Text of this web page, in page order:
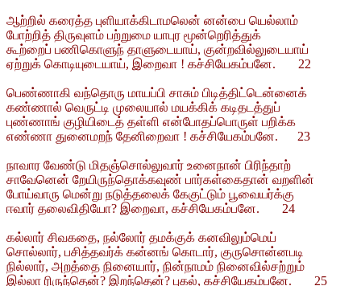
ஆற்றில் கரைத்த புளியாக்கிடாமலென் னன்பை யெல்லாம்
போற்றித் திருவுளம் பற்றுமை யாபுர மூன்றெரித்துக்
கூற்றைப் பணிகொளுந் தாளுடையாய், குன்றவில்லுடையாய்
ஏற்றுக் கொடியுடையாய், இறைவா ! கச்சியேகம்பனே. 22
பெண்ணாகி வந்தொரு மாயப்பி சாசும் பிடித்திட்டென்னைக்
கண்ணால் வெருட்டி முலையால் மயக்கிக் கடிதடத்துப்
புண்ணாங் குழியிடைத் தள்ளி என்போதப்பொருள் பறிக்க
எண்ணா துனைமறந் தேனிறைவா ! கச்சியேகம்பனே. 23
நாவார வேண்டு மிதஞ்சொல்லுவார் உனைநான் பிரிந்தாற்
சாவேனென் றேயிருந்தொக்கவுண் பார்கள்கைதான் வறளின்
போய்வாரு மென்று நடுத்தலைக் கேகுட்டும் பூவையர்க்கு
ஈவார் தலைவிதியோ? இறைவா, கச்சியேகம்பனே. 24
கல்லார் சிவகதை, நல்லோர் தமக்குக் கனவிலும்மெய்
சொல்லார், பசித்தவர்க் கன்னங் கொடார், குருசொன்னபடி
நில்லார், அறத்தை நினையார், நின்நாமம் நினைவில்சற்றும்
இல்லா ரிருந்தென்? இறந்தென்? புகல், கச்சியேகம்பனே. 25